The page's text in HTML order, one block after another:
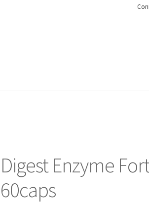
Digest Enzyme
60caps